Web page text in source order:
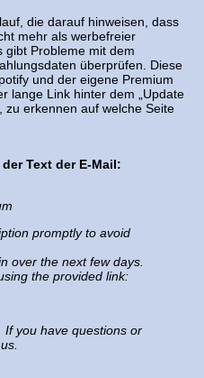
die darauf hinweisen, dass
mehr als werbefreier
gibt Probleme mit dem
überprüfen. Diese
und der eigene Premium
lange Link hinter dem „Update
zu erkennen auf welche Seite
Text der E-Mail:
promptly to avoid
over the next few days.
the provided link:
If you have questions or